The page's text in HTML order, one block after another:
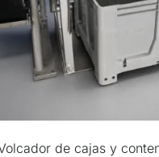
de cajas y